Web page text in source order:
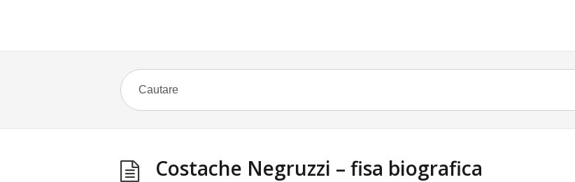
Costache Negruzzi – fisa biografica